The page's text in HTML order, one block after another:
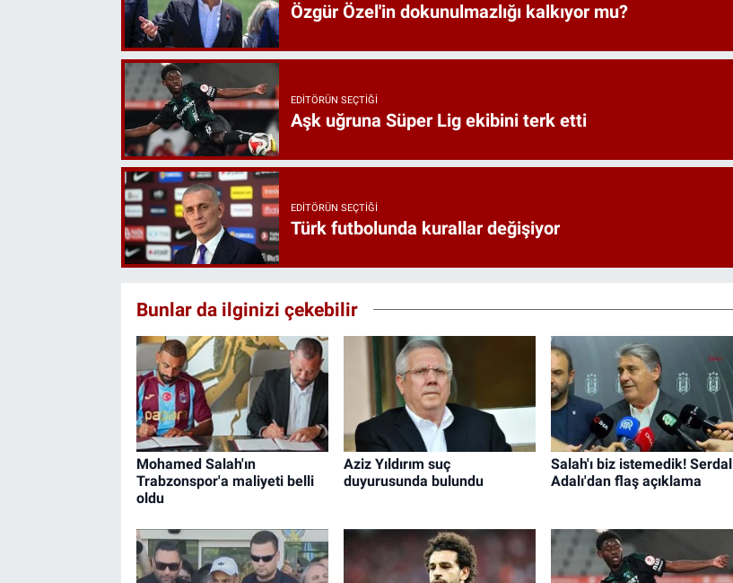
Özgür Özel'in dokunulmazlığı kalkıyor mu?
EDITÖRÜN SEÇTIĞI
Aşk uğruna Süper Lig ekibini terk etti
EDITÖRÜN SEÇTIĞI
Türk futbolunda kurallar değişiyor
Bunlar da ilginizi çekebilir
Mohamed Salah'ın
Trabzonspor'a maliyeti belli
oldu
Aziz Yıldırım suç
duyurusunda bulundu
Salah'ı biz istemedik! Serdal
Adalı'dan flaş açıklama